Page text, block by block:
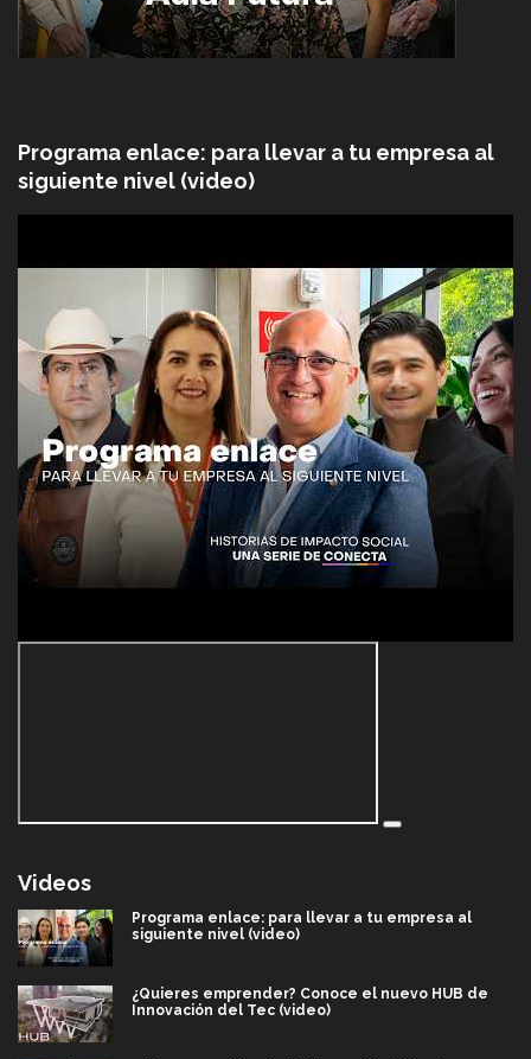
Programa enlace: para llevar a tu empresa al
siguiente nivel (video)
Videos
Programa enlace: para llevar a tu empresa al
siguiente nivel (video)
¿Quieres emprender? Conoce el nuevo HUB de
Innovación del Tec (video)